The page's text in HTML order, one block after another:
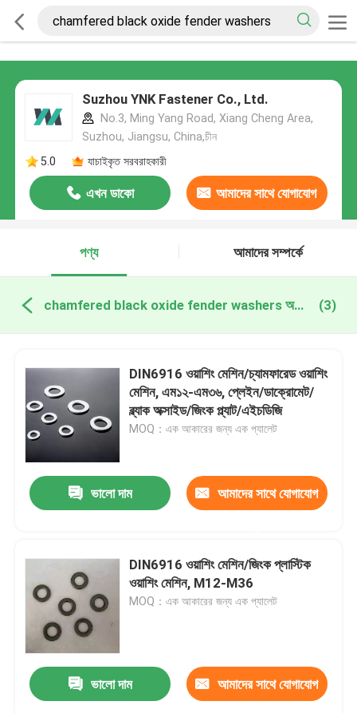
Suzhou YNK Fastener Co., Ltd.
No.3, Ming Yang Road, Xiang Cheng Area,
Suzhou, Jiangsu, China,চীন
5.0
যাচাইকৃত সরবরাহকারী
এখন ডাকো আমাদের সাথে যোগাযোগ
পণ্য
আমাদের সম্পর্কে
chamfered black oxide fender washers অনলাইন উত্পাদন (3)
DIN6916 ওয়াশিং মেশিন/চ্যামফারেড ওয়াশিং
মেশিন, এম১২-এম৩৬, প্লেইন/ডাক্রোমেট/
ব্ল্যাক অক্সাইড/জিংক প্ল্যাট/এইচডিজি
MOQ：এক আকারের জন্য এক প্যালেট
ভালো দাম আমাদের সাথে যোগাযোগ
DIN6916 ওয়াশিং মেশিন/জিংক প্লাস্টিক
ওয়াশিং মেশিন, M12-M36
MOQ：এক আকারের জন্য এক প্যালেট
ভালো দাম আমাদের সাথে যোগাযোগ